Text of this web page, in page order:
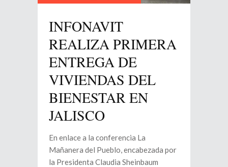
INFONAVIT
REALIZA PRIMERA
ENTREGA DE
VIVIENDAS DEL
BIENESTAR EN
JALISCO
En enlace a la conferencia La
Mañanera del Pueblo, encabezada por
la Presidenta Claudia Sheinbaum